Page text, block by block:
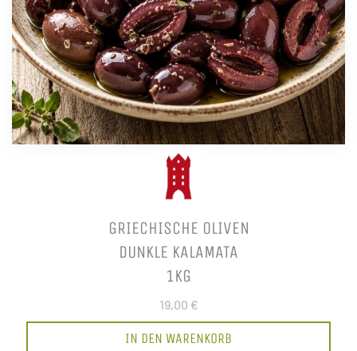
GRIECHISCHE OLIVEN
DUNKLE KALAMATA
1KG
19,00 €
IN DEN WARENKORB